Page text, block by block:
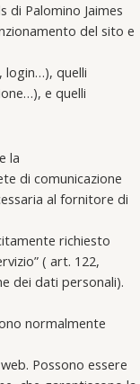
di Palomino Jaimes
del sito e
login…), quelli
e quelli
la
di comunicazione
al fornitore di
richiesto
( art. 122,
dei dati personali).
normalmente
Possono essere